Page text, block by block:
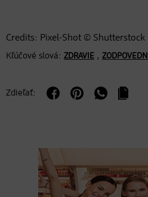
Credits: Pixel-Shot © Shutterstock
Kľúčové slová: ZDRAVIE ,
Zdieľať: